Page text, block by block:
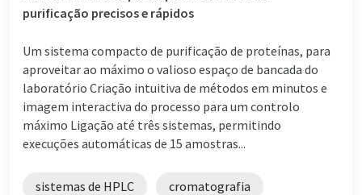
purificação precisos e rápidos
Um sistema compacto de purificação de proteínas, para
aproveitar ao máximo o valioso espaço de bancada do
laboratório Criação intuitiva de métodos em minutos e
imagem interactiva do processo para um controlo
máximo Ligação até três sistemas, permitindo
execuções automáticas de 15 amostras...
sistemas de HPLC cromatografia